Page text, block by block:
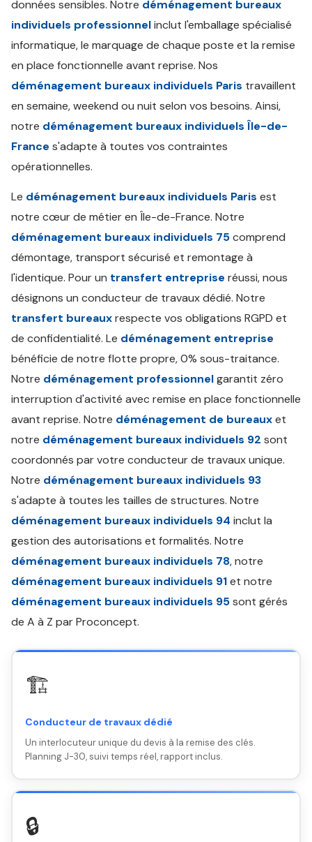
données sensibles. Notre déménagement bureaux
individuels professionnelinclut l'emballage spécialisé
informatique, le marquage de chaque poste et la remise
en place fonctionnelle avant reprise. Nos
déménagement bureaux individuels Paris travaillent
en semaine, weekend ou nuit selon vos besoins. Ainsi,
notre déménagement bureaux individuels Île-de-
France s'adapte à toutes vos contraintes
opérationnelles.
Le déménagement bureaux individuels Paris est
notre cœur de métier en Île-de-France. Notre
déménagement bureaux individuels 75comprend
démontage, transport sécurisé et remontage à
l'identique. Pour un transfert entreprise réussi, nous
désignons un conducteur de travaux dédié. Notre
transfert bureauxrespecte vos obligations RGPD et
de confidentialité. Le déménagement entreprise
bénéficie de notre flotte propre, 0% sous-traitance.
Notre déménagement professionnelgarantit zéro
interruption d'activité avec remise en place fonctionnelle
avant reprise. Notre déménagement de bureauxet
notre déménagement bureaux individuels 92 sont
coordonnés par votre conducteur de travaux unique.
Notre déménagement bureaux individuels 93
s'adapte à toutes les tailles de structures. Notre
déménagement bureaux individuels 94 inclut la
gestion des autorisations et formalités. Notre
déménagement bureaux individuels 78, notre
déménagement bureaux individuels 91et notre
déménagement bureaux individuels 95sont gérés
de A à Z par Proconcept.
🏗️
Conducteur de travaux dédié
Un interlocuteur unique du devis à la remise des clés.
Planning J-30, suivi temps réel, rapport inclus.
🔒